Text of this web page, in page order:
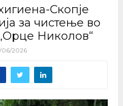
Скопје
за чистење во
Николов“
06/2026